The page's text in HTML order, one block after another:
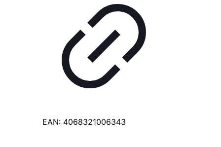
EAN: 4068321006343